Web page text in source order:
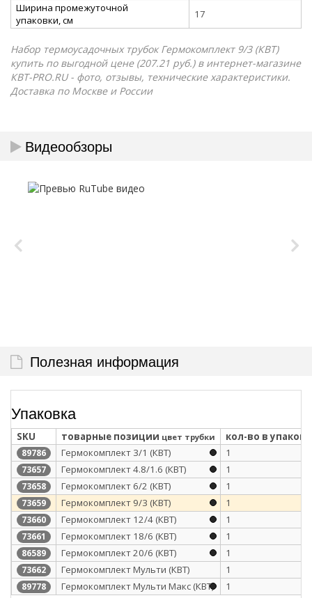
Ширина промежуточной
упаковки, см
17
Набор термоусадочных трубок Гермокомплект 9/3 (КВТ)
купить по выгодной цене (207.21 руб.) в интернет-магазине
КВТ-PRO.RU - фото, отзывы, технические характеристики.
Доставка по Москве и России
Видеообзоры
Полезная информация
Упаковка
SKU товарные позиции цвет трубки кол-во в
89786 Гермокомплект 3/1 (КВТ) 1
73657 Гермокомплект 4.8/1.6 (КВТ) 1
73658 Гермокомплект 6/2 (КВТ) 1
73659 Гермокомплект 9/3 (КВТ) 1
73660 Гермокомплект 12/4 (КВТ) 1
73661 Гермокомплект 18/6 (КВТ) 1
86589 Гермокомплект 20/6 (КВТ) 1
73662 Гермокомплект Мульти (КВТ) 1
89778 Гермокомплект Мульти Макс (КВТ) 1